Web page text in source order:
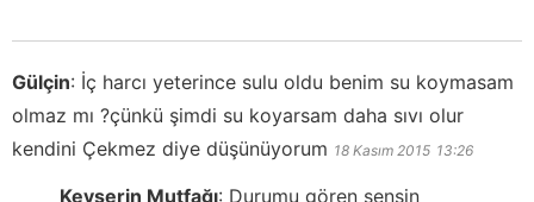
Gülçin: İç harcı yeterince sulu oldu benim su koymasam
olmaz mı ?çünkü şimdi su koyarsam daha sıvı olur
kendini Çekmez diye düşünüyorum 18 Kasım 2015 13:26
Kevserin Mutfağı: Durumu gören sensin